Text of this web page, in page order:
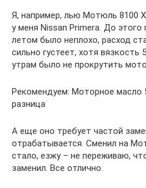
Я, например, лью Мотюль 8100
у меня Nissan Primera. До
летом было неплохо, расход
сильно густеет, хотя
утрам было не прокрутить
Рекомендуем: Моторное масло
разница
А еще оно требует частой
отрабатывается. Сменил на
стало, езжу – не переживаю,
заменил. Все отлично.